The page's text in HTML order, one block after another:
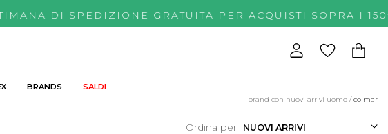
DI SPEDIZIONE GRATUITA PER ACQUISTI
BRANDS SALDI
brand con nuovi arrivi uomo /colmar
Ordina per